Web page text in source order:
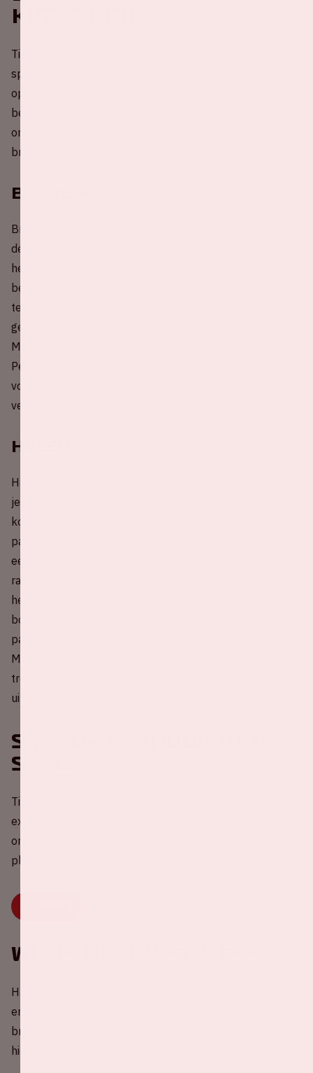
Kiss & Ride
Tijdens de concerten van Harry Styles zijn er geen
speciale Kiss & Ride-locaties. Wel is er een Meeting Point
op het ArenApark, waar mensen die met de auto reizen,
bezoekers kunnen afzetten en ophalen. Lees
onderstaande informatie goed door als je iemand wil
brengen en halen.
Brengen
Breng je iemand weg naar het Harry Styles concert? Volg
de aanwijzingen van de verkeersregelaars en borden in
het gebied om naar een parkeergarage te rijden die
bedoeld is voor wegbrengen. Hier parkeer je jouw auto
tegen het uurtarief. Loop nadat je jouw auto hebt
geparkeerd samen met de mensen die je afzet naar het
Meeting Point op het ArenaPark, te vinden tegenover de
Perry Sport. Op dit Meeting Point spreek je ook weer af
voor het ophalen na het concert. Na het wegbrengen
vertrek je weer uit de parkeergarage.
Halen
Haal je iemand op van een Harry Styles concert? Parkeer
je auto in één van de parkeergarages tegen uurtarief of
koop vooraf een parkeerkaart voor een van de
parkeergarages. Er bestaat een kans dat je parkeert in
een andere parkeergarage als bij het wegbrengen. We
raden je daarom aan dat je op tijd, voor 22.00 uur, naar
het ArenA-gebied komt. Volg de aanwijzingen op de
borden op de route en van de verkeersregelaars naar je
parkeerplaats. Nadat je geparkeerd hebt, ga je naar het
Meeting Point op het ArenaPark om elkaar weer te
treffen en loop je terug naar de auto om te vertrekken
uit het gebied.
Skybox verhuur Harry
Styles
Tijdens het concert van Harry Styles bieden we meerdere
exclusieve opties voor jou en je gezelschap. Beleef een
onvergetelijke avond op één van de meest unieke
plekken in het stadion.
Wie is Harry Styles?
Harry Styles heeft zich gevestigd als één van de grootste
en meest invloedrijke artiesten in de muziek. Onlangs
bracht hij zijn derde album,
hiervoor wereldwijd lovende kritieken.